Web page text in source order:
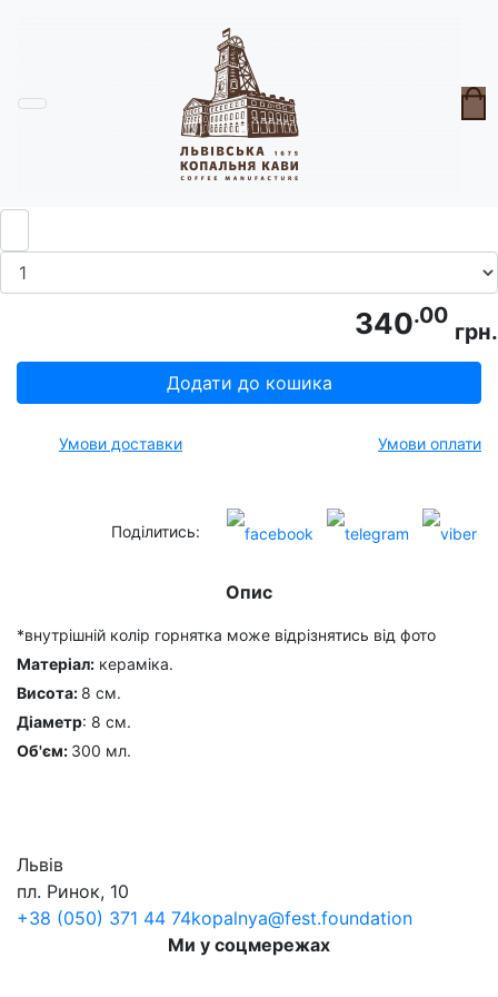
Горнятко Лев чорне
340.00
грн.
Додати до кошика
Умови доставки Умови оплати
Поділитись:
Опис
*внутрішній колір горнятка може відрізнятись від фото
Матеріал: кераміка.
Висота: 8 см.
Діаметр: 8 см.
Об'єм: 300 мл.
Львів
пл. Ринок, 10
+38 (050) 371 44 74kopalnya@fest.foundation
Ми у соцмережах